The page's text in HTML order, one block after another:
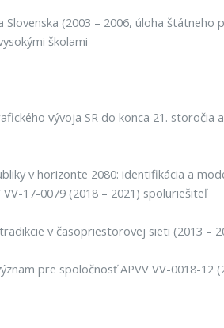
(2003 – 2006, úloha štátneho
školami
vývoja SR do konca 21. storočia
v horizonte 2080: identifikácia a
17-0079 (2018 – 2021) spoluriešiteľ
v časopriestorovej sieti (2013 –
pre spoločnosť APVV VV-0018-12